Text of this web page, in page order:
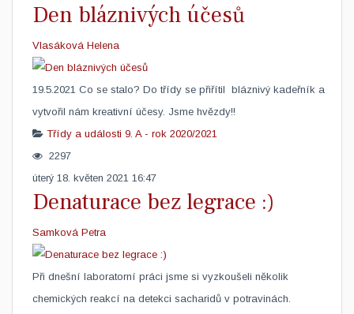
Den bláznivých účesů
Vlasáková Helena
​19.5.2021 Co se stalo? Do třídy se přiřítil bláznivý kadeřník a
vytvořil nám kreativní účesy. Jsme hvězdy!!
Třídy a události 9. A - rok 2020/2021
2297
úterý 18. květen 2021 16:47
Denaturace bez legrace :)
Samková Petra
​Při dnešní laboratorní práci jsme si vyzkoušeli několik
chemických reakcí na detekci sacharidů v potravinách.